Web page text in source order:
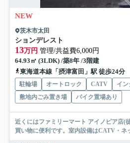
NEW
茨木市太田
ションデレスト
13万円 管理/共益費6,000円
64.93㎡ (3LDK) /築8年 /3階建
東海道本線「摂津富田」駅 徒歩24分
駐輪場 オートロック CATV
イ
敷地内ごみ置き場
バイク置場あり
近くにはファミリーマート アイノピア店(
買い物に便利です。室内設備はCATV・ネ